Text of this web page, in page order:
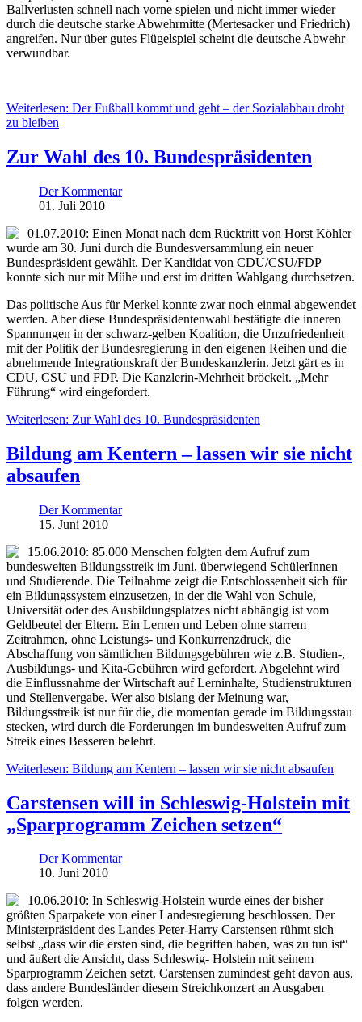
Ballverlusten schnell nach vorne spielen und nicht immer wieder
durch die deutsche starke Abwehrmitte (Mertesacker und Friedrich)
angreifen. Nur über gutes Flügelspiel scheint die deutsche Abwehr
verwundbar.
Weiterlesen: Der Fußball kommt und geht – der Sozialabbau droht
zu bleiben
Zur Wahl des 10. Bundespräsidenten
Der Kommentar
01. Juli 2010
01.07.2010: Einen Monat nach dem Rücktritt von Horst Köhler
wurde am 30. Juni durch die Bundesversammlung ein neuer
Bundespräsident gewählt. Der Kandidat von CDU/CSU/FDP
konnte sich nur mit Mühe und erst im dritten Wahlgang durchsetzen.
Das politische Aus für Merkel konnte zwar noch einmal abgewendet
werden. Aber diese Bundespräsidentenwahl bestätigte die inneren
Spannungen in der schwarz-gelben Koalition, die Unzufriedenheit
mit der Politik der Bundesregierung in den eigenen Reihen und die
abnehmende Integrationskraft der Bundeskanzlerin. Jetzt gärt es in
CDU, CSU und FDP. Die Kanzlerin-Mehrheit bröckelt. „Mehr
Führung“ wird eingefordert.
Weiterlesen: Zur Wahl des 10. Bundespräsidenten
Bildung am Kentern – lassen wir sie nicht
absaufen
Der Kommentar
15. Juni 2010
15.06.2010: 85.000 Menschen folgten dem Aufruf zum
bundesweiten Bildungsstreik im Juni, überwiegend SchülerInnen
und Studierende. Die Teilnahme zeigt die Entschlossenheit sich für
ein Bildungssystem einzusetzen, in der die Wahl von Schule,
Universität oder des Ausbildungsplatzes nicht abhängig ist vom
Geldbeutel der Eltern. Ein Lernen und Leben ohne starrem
Zeitrahmen, ohne Leistungs- und Konkurrenzdruck, die
Abschaffung von sämtlichen Bildungsgebühren wie z.B. Studien-,
Ausbildungs- und Kita-Gebühren wird gefordert. Abgelehnt wird
die Einflussnahme der Wirtschaft auf Lerninhalte, Studienstrukturen
und Stellenvergabe. Wer also bislang der Meinung war,
Bildungsstreik ist nur für die, die momentan gerade im Bildungsstau
stecken, wird durch die Forderungen im bundesweiten Aufruf zum
Streik eines Besseren belehrt.
Weiterlesen: Bildung am Kentern – lassen wir sie nicht absaufen
Carstensen will in Schleswig-Holstein mit
„Sparprogramm Zeichen setzen“
Der Kommentar
10. Juni 2010
10.06.2010: In Schleswig-Holstein wurde eines der bisher
größten Sparpakete von einer Landesregierung beschlossen. Der
Ministerpräsident des Landes Peter-Harry Carstensen rühmt sich
selbst „dass wir die ersten sind, die begriffen haben, was zu tun ist“
und äußert die Ansicht, dass Schleswig- Holstein mit seinem
Sparprogramm Zeichen setzt. Carstensen zumindest geht davon aus,
dass andere Bundesländer diesem Streichkonzert an Ausgaben
folgen werden.